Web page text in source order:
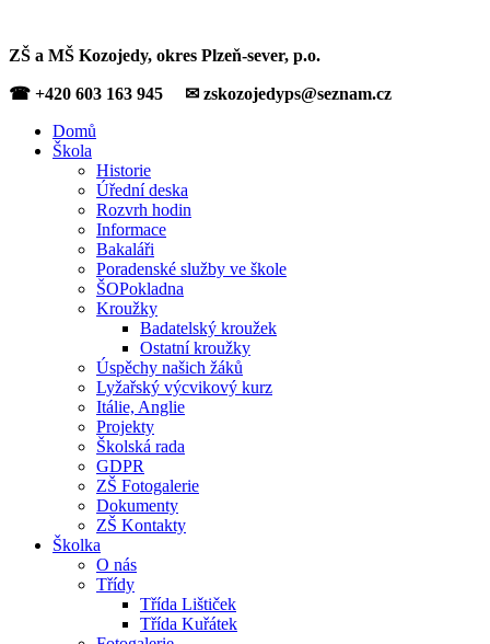
ZŠ a MŠ Kozojedy, okres Plzeň-sever, p.o.
☎ +420 603 163 945 ✉ zskozojedyps@seznam.cz
Domů
Škola
Historie
Úřední deska
Rozvrh hodin
Informace
Bakaláři
Poradenské služby ve škole
ŠOPokladna
Kroužky
Badatelský kroužek
Ostatní kroužky
Úspěchy našich žáků
Lyžařský výcvikový kurz
Itálie, Anglie
Projekty
Školská rada
GDPR
ZŠ Fotogalerie
Dokumenty
ZŠ Kontakty
Školka
O nás
Třídy
Třída Lištiček
Třída Kuřátek